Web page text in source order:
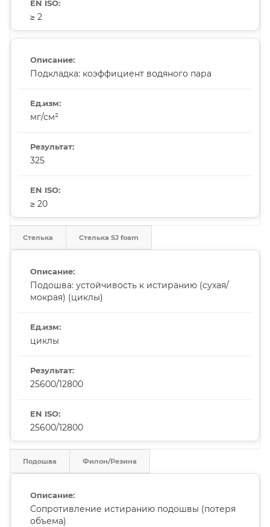
≥ 2
Подкладка: коэффициент водяного пара
мг/см²
325
≥ 20
Стелька Стелька SJ foam
Подошва: устойчивость к истиранию (сухая/
мокрая) (циклы)
циклы
25600/12800
25600/12800
Подошва Филон/Резина
Сопротивление истиранию подошвы (потеря
объема)